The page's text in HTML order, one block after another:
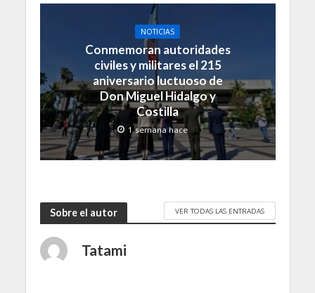
NOTICIAS
Conmemoran autoridades
civiles y militares el 215
aniversario luctuoso de
Don Miguel Hidalgo y
Costilla
1 semana hace
Sobre el autor VER TODAS LAS ENTRADAS
Tatami